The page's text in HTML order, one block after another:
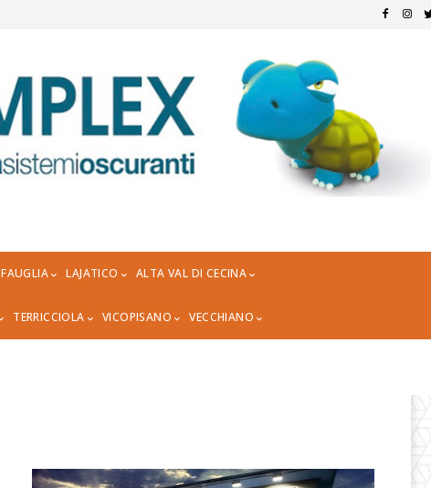
FAUGLIA LAJATICO ALTA VAL DI CECINA
TERRICCIOLA VICOPISANO VECCHIANO